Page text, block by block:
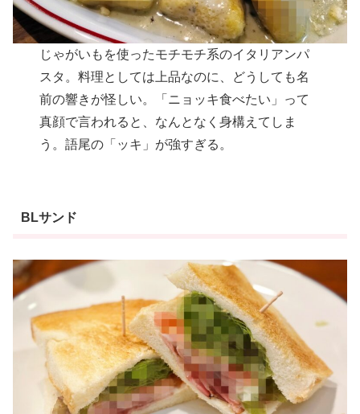
じゃがいもを使ったモチモチ系のイタリアンパ
スタ。料理としては上品なのに、どうしても名
前の響きが怪しい。「ニョッキ食べたい」って
真顔で言われると、なんとなく身構えてしま
う。語尾の「ッキ」が強すぎる。
BLサンド